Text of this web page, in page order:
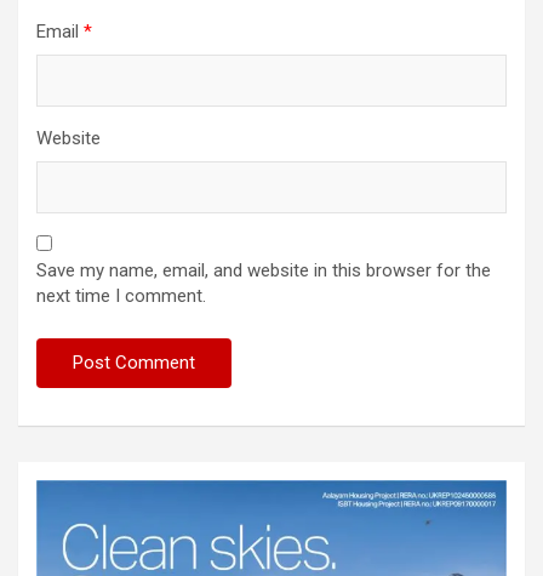
Email *
Website
Save my name, email, and website in this browser for the
next time I comment.